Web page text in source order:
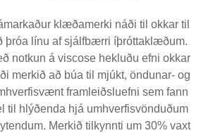
klæðamerki náði til okkar til
þróa línu af sjálfbærri íþróttaklæðum.
notkun á viscose hekluðu efni okkar
merkið að búa til mjúkt, öndunar- og
framleiðsluefni sem fann
til hlýðenda hjá umhverfisvönduðum
Merkið tilkynnti um 30% vaxt